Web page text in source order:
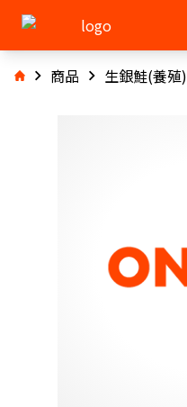
商品 生銀鮭(養殖)